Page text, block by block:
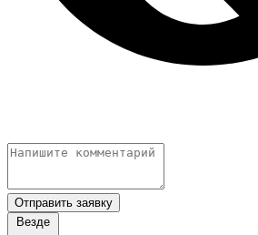
Отправить заявку
Везде